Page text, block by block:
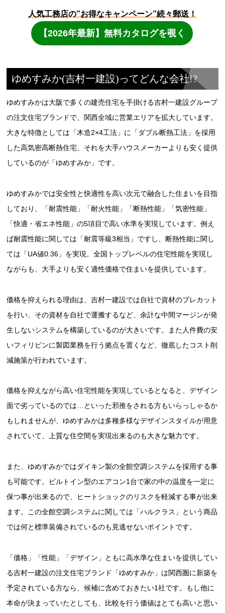
ゆめすみか(吉村一建設)ってどんな会社!?
ゆめすみかは大阪で多くの建売住宅を手掛ける吉村一建設グループ
の注文住宅ブランドで、関西全域に営業エリアを拡大しています。
大きな特徴としては「木造2×4工法」に「ダブル断熱工法」を採用
した高気密高断熱住宅、それを大手ハウスメーカーよりも安く提供
しているのが「ゆめすみか」です。
ゆめすみかでは安全性と快適性を高い次元で融合した住まいを目指
しており、「耐震性能」「耐火性能」「断熱性能」「気密性能」
「快適・省エネ性能」の5項目で高い水準を実現しています。例え
ば耐震性能に関しては「耐震等級3相当」ですし、断熱性能に関し
ては「UA値0.36」を実現。全国トップレベルの住宅性能を実現し
ながらも、大手よりも安く適性価格で住まいを提供しています。
価格を抑えられる理由は、吉村一建設では自社で資材のプレカット
を行い、その資材を自社で運搬するなど、余計な中間マージンが発
生しないシステムを構築しているのが大きいです。また人件費の安
いフィリピンに製図業務を行う拠点を置くなど、徹底したコスト削
減施策が行われています。
価格を抑えながら高い住宅性能を実現しているとなると、デザイン
面で劣っているのでは…といった邪推をされる方もいらっしゃるか
もしれませんが、ゆめすみかは多種多様なデザインスタイルが用意
されていて、上質な住空間を実現出来るのも大きな魅力です。
また、ゆめすみかではダイキン製の全館空調システムを採用する事
も可能です。ビルトイン型のエアコン1台で家の中の温度を一定に
保つ事が出来るので、ヒートショックのリスクを軽減する事が出来
ます。この全館空調システムに関しては「ハルクラス」という商品
では何と標準装備されているのも見逃せないポイントです。
「価格」「性能」「デザイン」ともに高水準な住まいを提供してい
る吉村一建設の注文住宅ブランド「ゆめすみか」は関西圏に新築を
予定されている方なら、候補に含めておきたい1社です。もし他に
本命が決まっていたとしても、比較を行う価値はとても高いと思い